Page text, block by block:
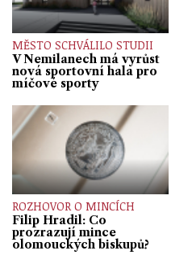
MĚSTO SCHVÁLILO STUDII
V Nemilanech má vyrůst
nová sportovní hala pro
míčové sporty
ROZHOVOR O MINCÍCH
Filip Hradil: Co
prozrazují mince
olomouckých biskupů?